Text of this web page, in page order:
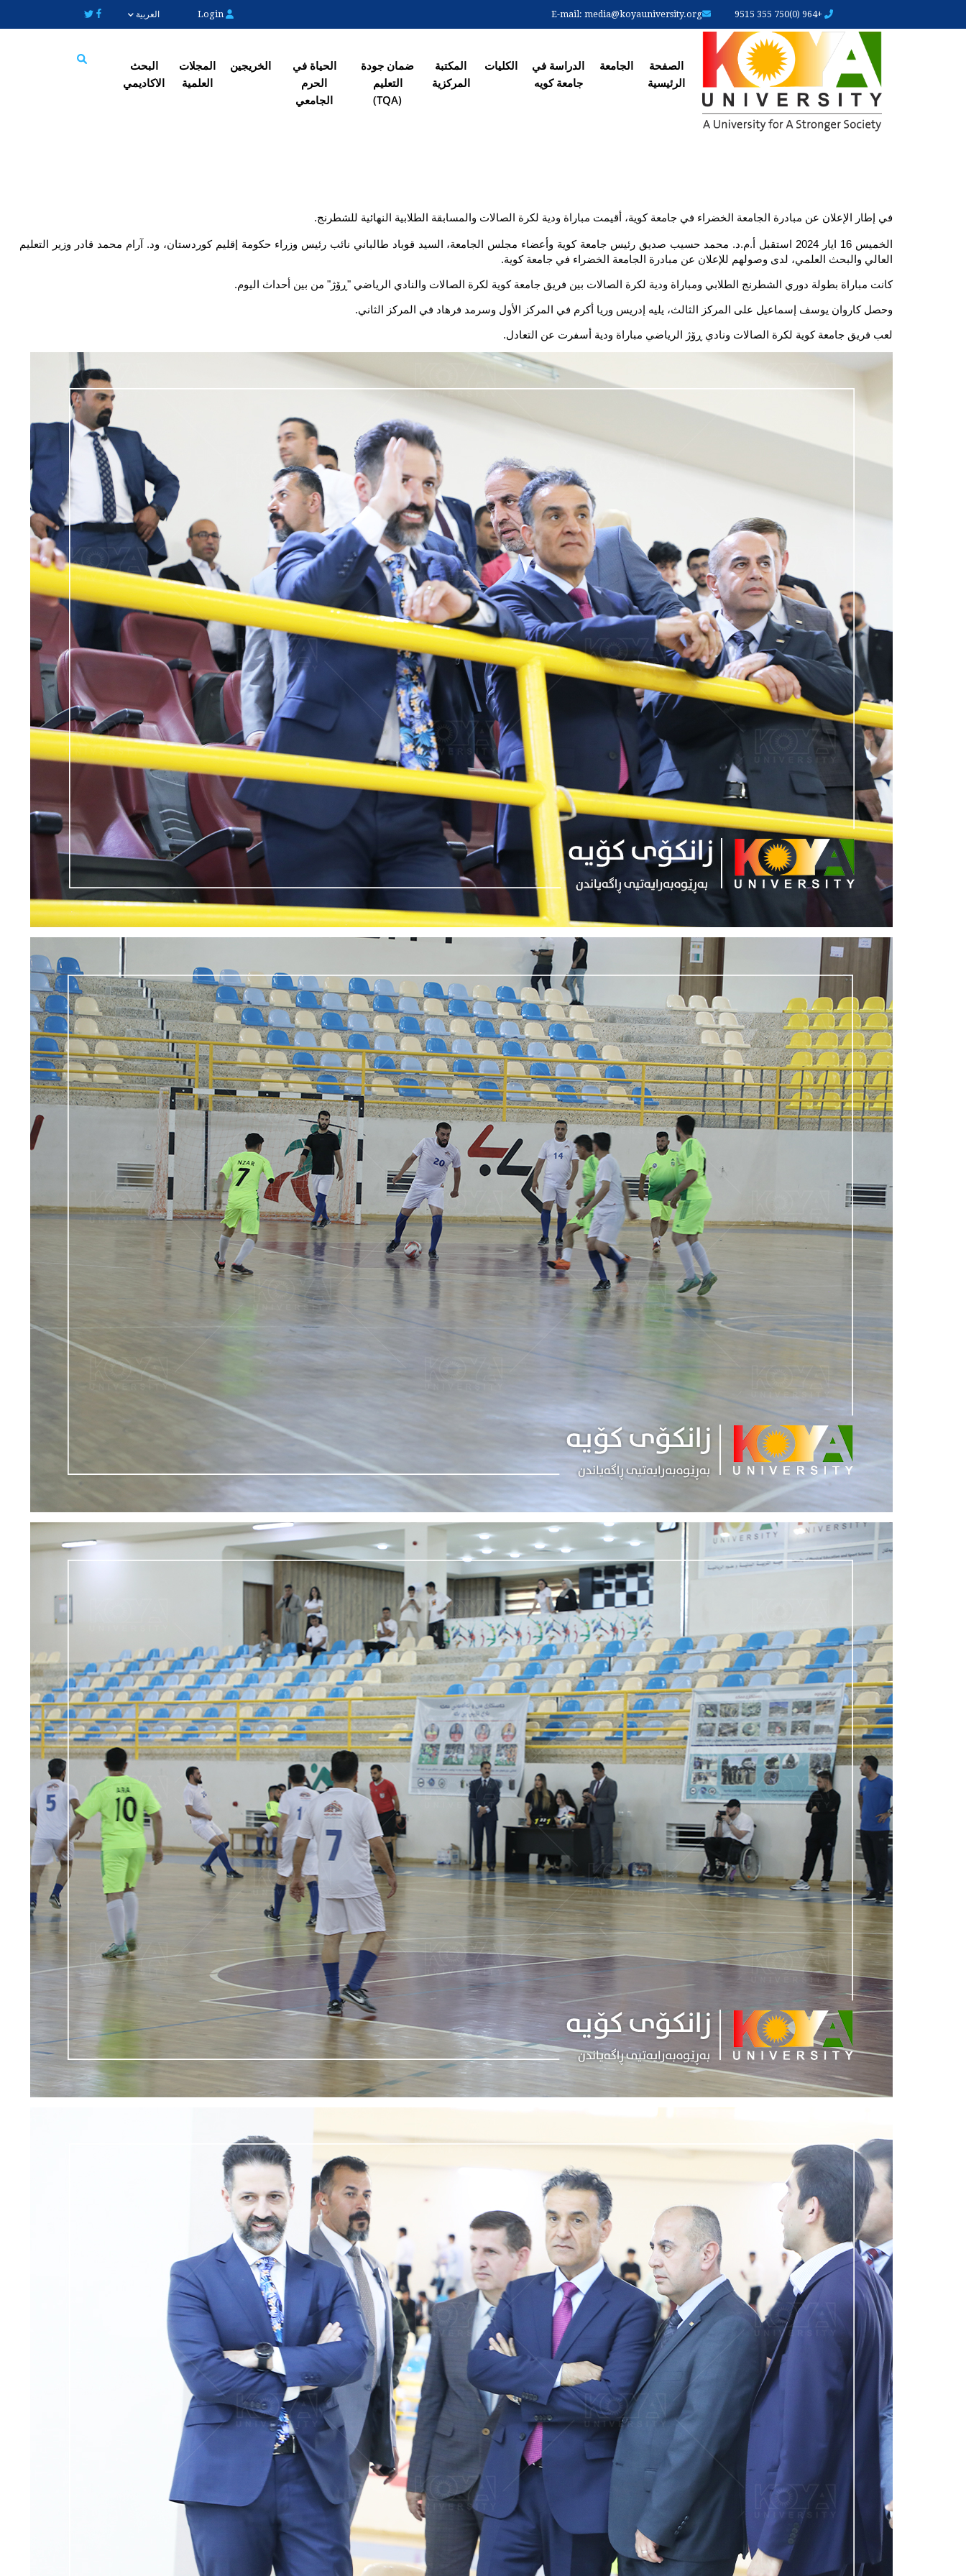
+964 (0)750 355 9515
E-mail: media@koyauniversity.org العربية
الصفحة
الرئیسیة
الجامعة
الدراسة في
جامعة کویە
الکلیات
المکتبة
المرکزیة
ضمان جودة
التعلیم
(TQA)
الحیاة في
الحرم
الجامعي
الخریجین
المجلات
العلمیة
البحث
الاکادیمي
في إطار الإعلان عن مبادرة الجامعة الخضراء في جامعة كوية، أقيمت مباراة ودية لكرة الصالات والمسابقة الطلابية النهائية للشطرنج.
العالي والبحث العلمي، لدى وصولهم للإعلان عن مبادرة الجامعة الخضراء في جامعة كوية.
كانت مباراة بطولة دوري الشطرنج الطلابي ومباراة ودية لكرة الصالات بين فريق جامعة كوية لكرة الصالات والنادي الرياضي "ڕۆژ" من بين أحداث اليوم.
وحصل كاروان يوسف إسماعيل على المركز الثالث، يليه إدريس وريا أكرم في المركز الأول وسرمد فرهاد في المركز الثاني.
لعب فريق جامعة كوية لكرة الصالات ونادي ڕۆژ الرياضي مباراة ودية أسفرت عن التعادل.